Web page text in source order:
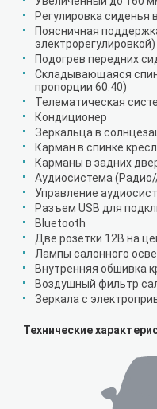
Регулировка сиденья
Поясничная
электрорегулировкой)
Подогрев передних
Складывающаяся
пропорции 60:40)
Телематическая
Кондиционер
Зеркальца в
Карман в спинке
Карманы в задних
Аудиосистема
Управление
Разъем USB для
Bluetooth
Две розетки 12В на
Лампы салонного
Внутренняя обшивка
Воздушный фильтр
Зеркала с
Технические